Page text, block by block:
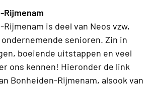
Rijmenam
is deel van Neos vzw,
senioren. Zin in
boeiende uitstappen en veel
ons kennen! Hieronder de link
Bonheiden-Rijmenam, alsook van